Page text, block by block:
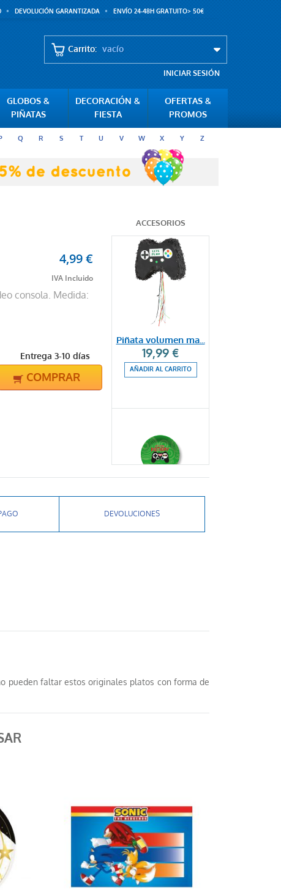
DEVOLUCIÓN GARANTIZADA ENVÍO 24-48H GRATUITO> 50€
Carrito: vacío
INICIAR SESIÓN
GLOBOS &
PIÑATAS
DECORACIÓN &
FIESTA
OFERTAS &
PROMOS
Q R S T U V W X Y Z
4,99 €
consola. Medida:
Entrega 3-10 días
COMPRAR
ACCESORIOS
Piñata volumen ma...
19,99 €
AÑADIR AL CARRITO
Platos postre con...
DEVOLUCIONES
pueden faltar estos originales platos con forma de